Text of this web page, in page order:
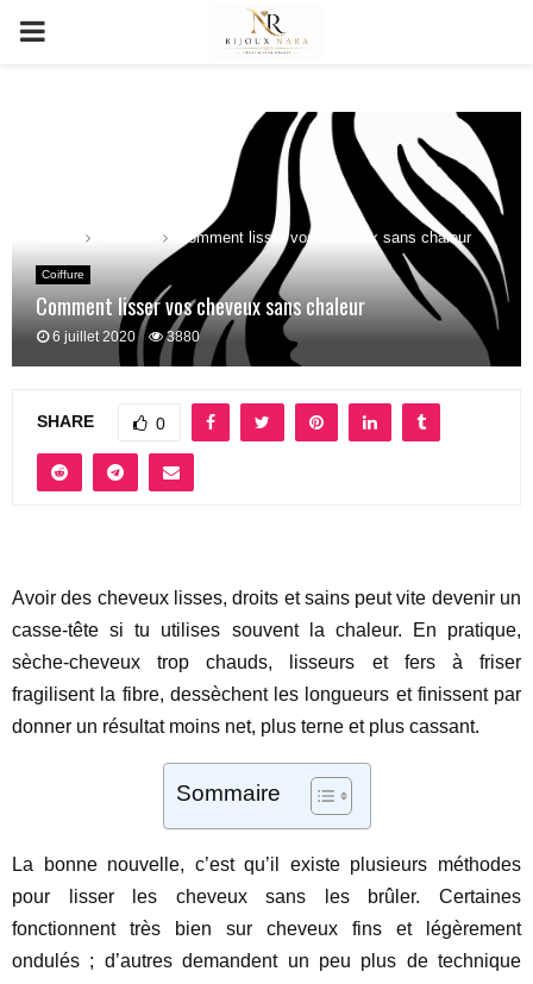
PRIMARY
Comment lisser vos cheveux sans chaleur
Coiffure
Comment lisser vos cheveux sans chaleur
6 juillet 2020 3880
SHARE 0
Avoir des cheveux lisses, droits et sains peut vite devenir un
casse-tête si tu utilises souvent la chaleur. En pratique,
sèche-cheveux trop chauds, lisseurs et fers à friser
fragilisent la fibre, dessèchent les longueurs et finissent par
donner un résultat moins net, plus terne et plus cassant.
Sommaire
La bonne nouvelle, c’est qu’il existe plusieurs méthodes
pour lisser les cheveux sans les brûler. Certaines
fonctionnent très bien sur cheveux fins et légèrement
ondulés ; d’autres demandent un peu plus de technique